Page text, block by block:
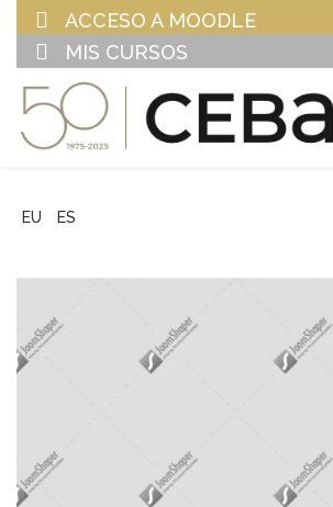
ACCESO A MOODLE
MIS CURSOS
EU ES